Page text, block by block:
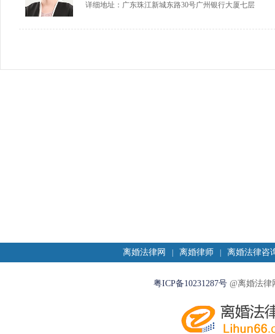
详细地址：广东珠江新城东路30号广州银行大厦七层
离婚法律网 离婚律师 离婚法律咨
粤ICP备10231287号@离婚法律